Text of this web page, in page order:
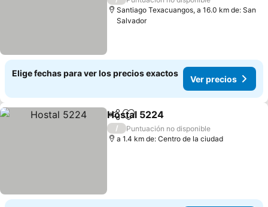
Santiago Texacuangos, a 16.0 km de: San
Salvador
Elige fechas para ver los precios exactos
Ver precios
CompartirAgregar a favoritos
Hostal 5224
/
Puntuación no disponible
a 1.4 km de: Centro de la ciudad